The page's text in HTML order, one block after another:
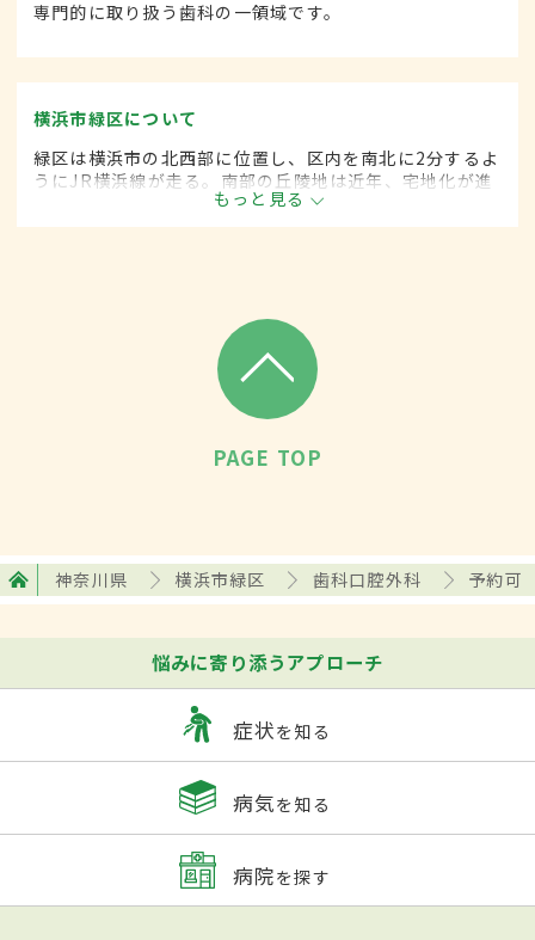
専門的に取り扱う歯科の一領域です。
横浜市緑区について
緑区は横浜市の北西部に位置し、区内を南北に2分するよ
うにJR横浜線が走る。南部の丘陵地は近年、宅地化が進
むなか新興住宅地も多く、18万人、7万4000世帯が暮ら
す。開発が進みつつも緑の多い暮らしやすい地域だ。
もっと見る
PAGE TOP
神奈川県 横浜市緑区 歯科口腔外科 予約可
悩みに寄り添うアプローチ
症状を知る
病気を知る
病院を探す